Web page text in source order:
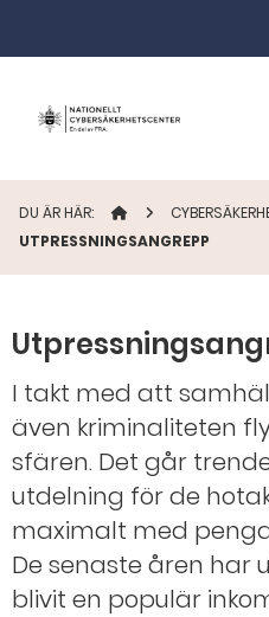
DU ÄR HÄR: STARTSIDAN
UTPRESSNINGSANGREPP
I takt med att
även kriminaliteten
sfären. Det går
utdelning för de
maximalt med
De senaste åren har
blivit en populär